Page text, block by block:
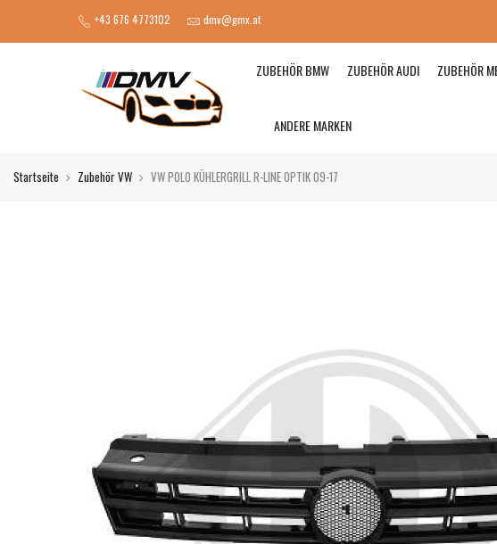
+43 676 4773102 dmv@gmx.at
ZUBEHÖR BMW ZUBEHÖR AUDI ZUBEHÖR
ANDERE MARKEN
Startseite Zubehör VW VW POLO KÜHLERGRILL R-LINE OPTIK 09-17